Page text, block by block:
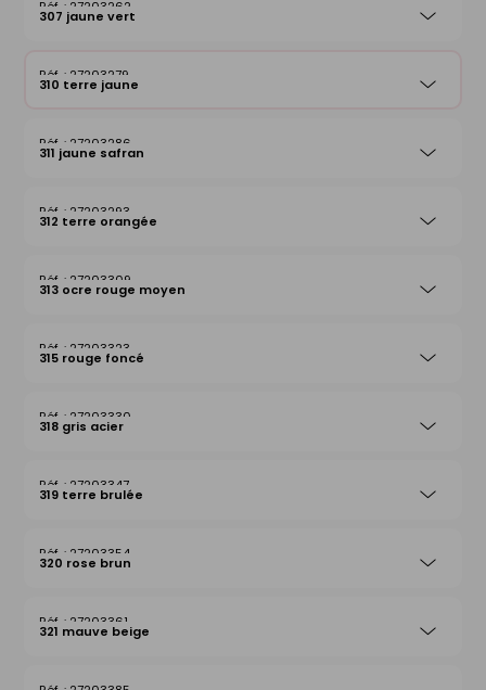
27203262
307 jaune vert
27203279
310 terre jaune
27203286
311 jaune safran
27203293
312 terre orangée
27203309
313 ocre rouge moyen
27203323
315 rouge foncé
27203330
318 gris acier
27203347
319 terre brulée
27203354
320 rose brun
27203361
321 mauve beige